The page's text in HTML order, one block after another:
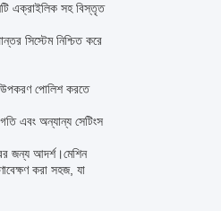
এক্রাইলিক সহ বিস্তৃত
সিস্টেম নিশ্চিত করে
উপকরণ পোলিশ করতে
এবং অন্যান্য সেটিংস
জন্য আদর্শ।মেশিন
করা সহজ, যা